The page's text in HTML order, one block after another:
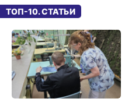
ТОП-10. СТАТЬИ